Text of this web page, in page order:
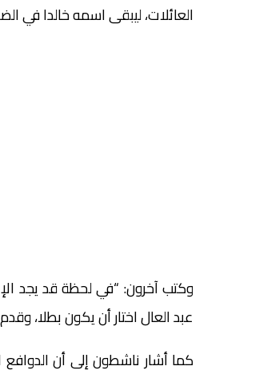
العائلات، ليبقى اسمه خالدا في
وكتب آخرون: “في لحظة قد يجد
عبد العال اختار أن يكون بطلا، وقدم
كما أشار ناشطون إلى أن الدوافع